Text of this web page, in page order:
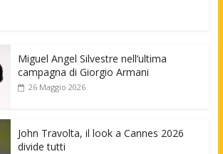
Miguel Angel Silvestre nell’ultima
campagna di Giorgio Armani
26 Maggio 2026
John Travolta, il look a Cannes 2026
divide tutti